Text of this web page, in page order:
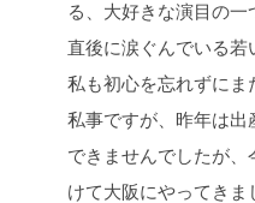
る、大好きな演目の
直後に涙ぐんでいる若
私も初心を忘れずにま
私事ですが、昨年は
できませんでしたが
けて大阪にやってきま